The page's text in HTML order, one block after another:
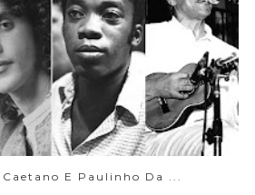
E Paulinho Da ...